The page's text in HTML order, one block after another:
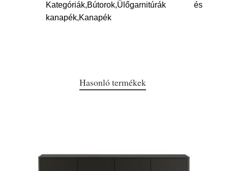
Kategóriák,Bútorok,Ülőgarnitúrák és
kanapék,Kanapék
Hasonló termékek